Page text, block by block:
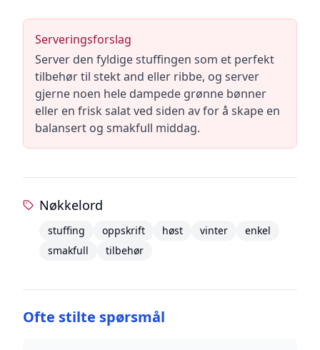
Serveringsforslag
Server den fyldige stuffingen som et perfekt
tilbehør til stekt and eller ribbe, og server
gjerne noen hele dampede grønne bønner
eller en frisk salat ved siden av for å skape en
balansert og smakfull middag.
Nøkkelord
stuffing oppskrift høst vinter
enkel
smakfull
tilbehør
Ofte stilte spørsmål